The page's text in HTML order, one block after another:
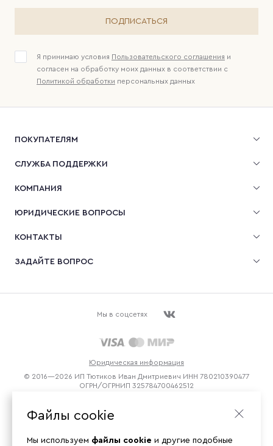
ПОДПИСАТЬСЯ
Я принимаю условия Пользовательского соглашения и
согласен на обработку моих данных в соответствии с
Политикой обработки персональных данных
ПОКУПАТЕЛЯМ
СЛУЖБА ПОДДЕРЖКИ
КОМПАНИЯ
ЮРИДИЧЕСКИЕ ВОПРОСЫ
ЗАДАЙТЕ ВОПРОС
КОНТАКТЫ
© 2016—2026 ИП Тютиков Иван Дмитриевич ИНН 780210390477
ОГРН/ОГРНИП 325784700462512
Юридическая информация
Мы в соцсетях
Файлы cookie
Мы используем файлы cookie и другие подобные